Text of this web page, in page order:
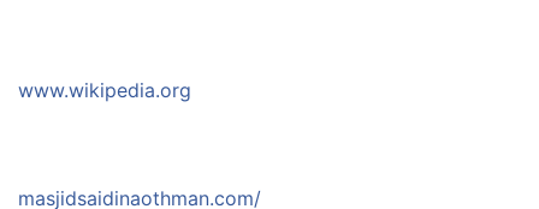
www.wikipedia.org
masjidsaidinaothman.com/